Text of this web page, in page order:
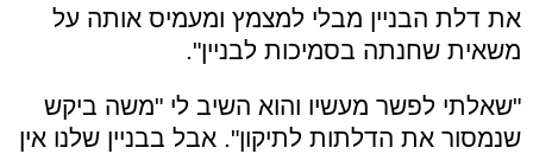
את דלת הבניין מבלי למצמץ ומעמיס אותה על
משאית שחנתה בסמיכות לבניין".
"שאלתי לפשר מעשיו והוא השיב לי "משה ביקש
שנמסור את הדלתות לתיקון". אבל בבניין שלנו אין